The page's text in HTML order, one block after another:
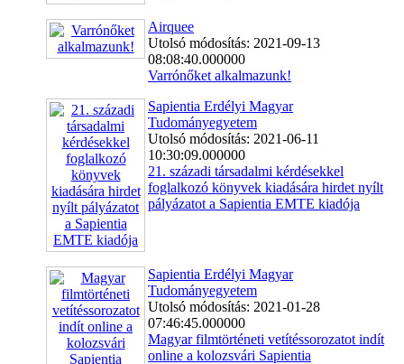
Airquee
Utolsó módosítás: 2021-09-13
08:08:40.000000
Varrónőket alkalmazunk!
Sapientia Erdélyi Magyar
Tudományegyetem
Utolsó módosítás: 2021-06-11
10:30:09.000000
21. századi társadalmi kérdésekkel
foglalkozó könyvek kiadására hirdet nyílt
pályázatot a Sapientia EMTE kiadója
Sapientia Erdélyi Magyar
Tudományegyetem
Utolsó módosítás: 2021-01-28
07:46:45.000000
Magyar filmtörténeti vetítéssorozatot indít
online a kolozsvári Sapientia